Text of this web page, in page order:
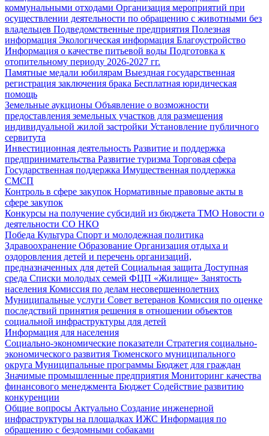
коммунальными отходами Организация мероприятий при
осуществлении деятельности по обращению с животными без
владельцев Подведомственные предприятия Полезная
информация Экологическая информация Благоустройство
Информация о качестве питьевой воды Подготовка к
отопительному периоду 2026-2027 гг.
Памятные медали юбилярам Выездная государственная
регистрация заключения брака Бесплатная юридическая
помощь
Земельные аукционы Объявление о возможности
предоставления земельных участков для размещения
индивидуальной жилой застройки Установление публичного
сервитута
Инвестиционная деятельность Развитие и поддержка
предпринимательства Развитие туризма Торговая сфера
Государственная поддержка Имущественная поддержка
СМСП
Контроль в сфере закупок Нормативные правовые акты в
сфере закупок
Конкурсы на получение субсидий из бюджета ТМО Новости о
деятельности СО НКО
Победа Культура Спорт и молодежная политика
Здравоохранение Образование Организация отдыха и
оздоровления детей и перечень организаций,
предназначенных для детей Социальная защита Доступная
среда Списки молодых семей ФЦП «Жилище» Занятость
населения Комиссия по делам несовершеннолетних
Муниципальные услуги Совет ветеранов Комиссия по оценке
последствий принятия решения в отношении объектов
социальной инфраструктуры для детей
Информация для населения
Социально-экономические показатели Стратегия социально-
экономического развития Тюменского муниципального
округа Муниципальные программы Бюджет для граждан
Значимые промышленные предприятия Мониторинг качества
финансового менеджмента Бюджет Содействие развитию
конкуренции
Общие вопросы Актуально Создание инженерной
инфраструктуры на площадках ИЖС Информация по
обращению с бездомными собаками